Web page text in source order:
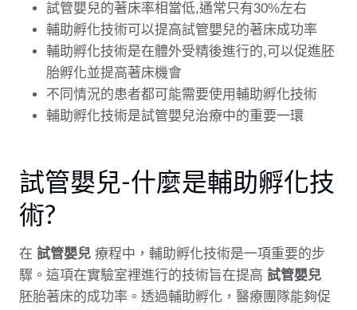
試管嬰兒的著床率相當低,通常只有30%左右
輔助孵化技術可以提高試管嬰兒的著床成功率
輔助孵化技術是在體外受精後進行的,可以促進胚
胎孵化並提高著床機會
不同情況的患者都可能需要使用輔助孵化技術
輔助孵化技術是試管嬰兒治療中的重要一環
試管嬰兒-什麼是輔助孵化技
術?
在 試管嬰兒 療程中，輔助孵化技術是一項重要的步
驟。這項在實驗室裡進行的技術旨在提高 試管嬰兒
胚胎著床的成功率。透過輔助孵化，醫療團隊能夠促